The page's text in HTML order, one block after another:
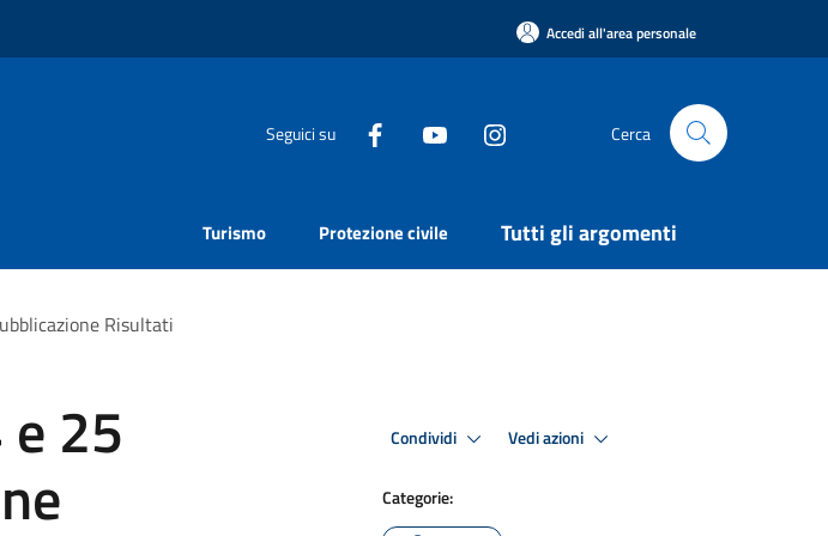
Accedi all'area personale
Seguici su Cerca
Turismo Protezione civile Tutti gli argomenti
Risultati
25 Condividi Vedi azioni
Categorie: